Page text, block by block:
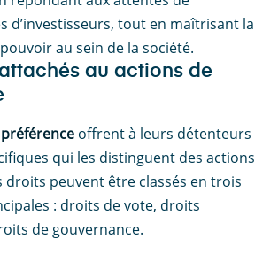
d’investisseurs, tout en maîtrisant la
au sein de la société.
au actions de
offrent à leurs détenteurs
qui les distinguent des actions
droits peuvent être classés en trois
: droits de vote, droits
de gouvernance.